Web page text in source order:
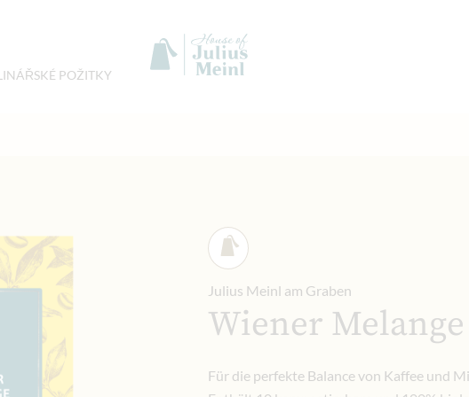
POŽITKY
Julius Meinl am Graben
Wiener
Für die perfekte Balance von Kaffee und